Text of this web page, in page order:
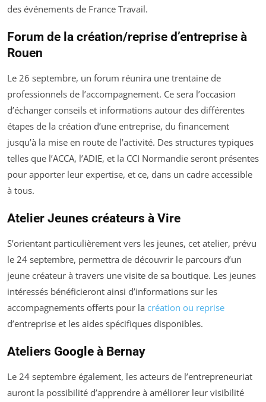
des événements de France Travail.
Forum de la création/reprise d’entreprise à
Rouen
Le 26 septembre, un forum réunira une trentaine de
professionnels de l’accompagnement. Ce sera l’occasion
d’échanger conseils et informations autour des différentes
étapes de la création d’une entreprise, du financement
jusqu’à la mise en route de l’activité. Des structures typiques
telles que l’ACCA, l’ADIE, et la CCI Normandie seront présentes
pour apporter leur expertise, et ce, dans un cadre accessible
à tous.
Atelier Jeunes créateurs à Vire
S’orientant particulièrement vers les jeunes, cet atelier, prévu
le 24 septembre, permettra de découvrir le parcours d’un
jeune créateur à travers une visite de sa boutique. Les jeunes
intéressés bénéficieront ainsi d’informations sur les
accompagnements offerts pour la création ou reprise
d’entreprise et les aides spécifiques disponibles.
Ateliers Google à Bernay
Le 24 septembre également, les acteurs de l’entrepreneuriat
auront la possibilité d’apprendre à améliorer leur visibilité